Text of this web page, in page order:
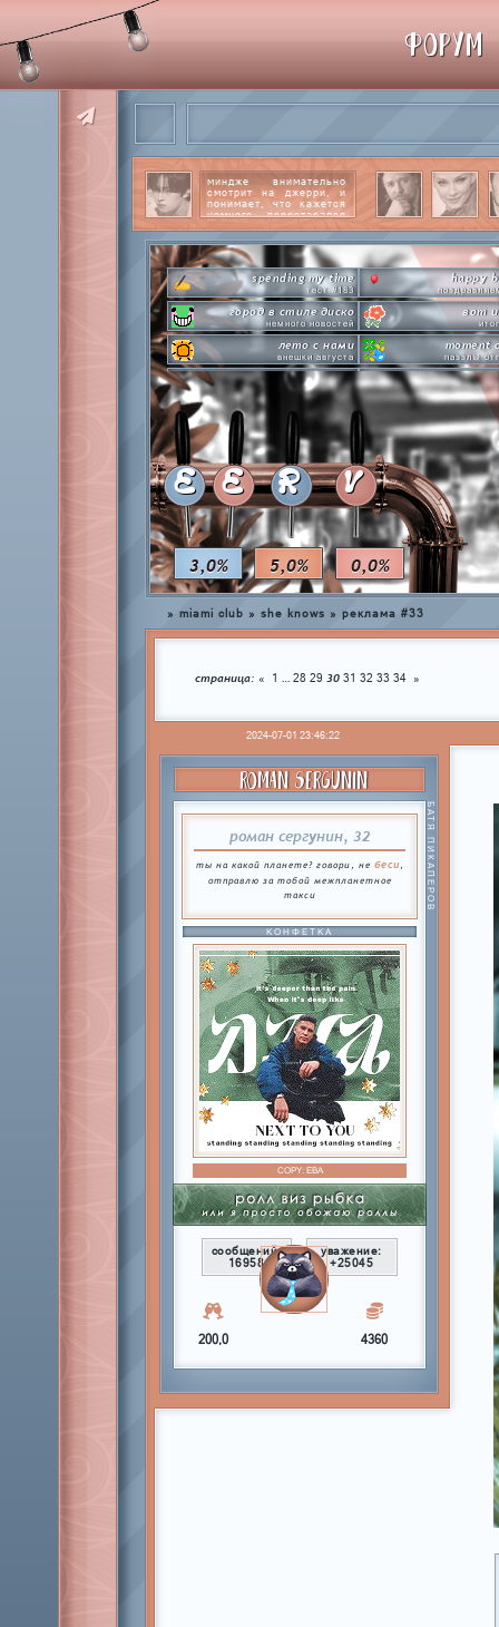
3,0% 5,0% 0,0%
миндже внимательно
смотрит на джерри, и
понимает, что кажется
немного перестарался
далее
spending my time
тест #183
happy
город в стиле диско
немного новостей
вот
лето с нами
внешки августа
moment
паззлы
pen-pineapple-apple-pen!
шлакоблокунь заказывали? охлаждаемся в
сделай это прямо сейчас
лупим пиньяту!
time goes by so slowly
анаграммы на базе с днем
hot in herre
летняя стикер-пати туть
E E R V
ФОРУМ
» miami club » she knows » реклама #33
страница: « 1 … 28 29 30 31 32 33 34 »
2024-07-01 23:46:22
ROMAN SERGUNIN
роман сергунин, 32
ты на какой планете? говори, не беси
отправлю за тобой межпланетное
такси
БАТЯ ПИКАПЕРОВ
КОНФЕТКА
COPY:ЕВА
сообщений:
16958
уважение:
+25045
200,0 4360